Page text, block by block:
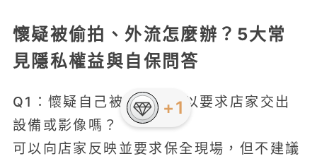
懷疑被偷拍、外流怎麼辦？5大常
見隱私權益與自保問答
Q1：懷疑自己被偷拍，可以要求店家交出
設備或影像嗎？
可以向店家反映並要求保全現場，但不建議
+1